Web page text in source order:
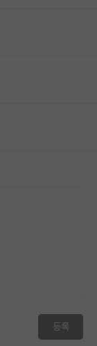
등록